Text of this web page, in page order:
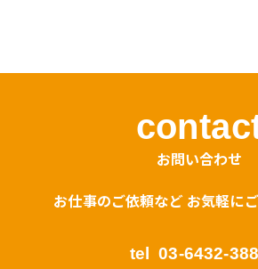
お問い合わせ
お仕事のご依頼など お気軽に
tel 03-6432-